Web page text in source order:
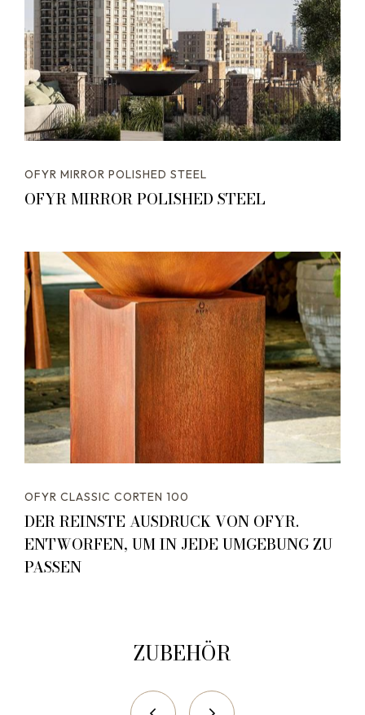
OFYR MIRROR POLISHED STEEL
OFYR MIRROR POLISHED STEEL
OFYR CLASSIC CORTEN 100
DER REINSTE AUSDRUCK VON OFYR.
ENTWORFEN, UM IN JEDE UMGEBUNG ZU
PASSEN
ZUBEHÖR